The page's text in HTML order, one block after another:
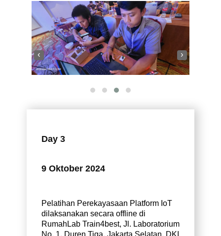
‹ ›
Day 3
9 Oktober 2024
Pelatihan Perekayasaan Platform IoT
dilaksanakan secara offline di
RumahLab Train4best, Jl. Laboratorium
No. 1, Duren Tiga, Jakarta Selatan, DKI